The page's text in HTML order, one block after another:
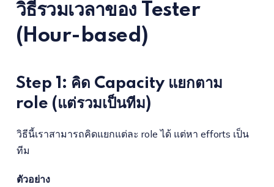
วิธีรวมเวลาของ Tester
(Hour-based)
Step 1: คิด Capacity แยกตาม
role (แต่รวมเป็นทีม)
วิธีนี้เราสามารถคิดแยกแต่ละ role ได้ แต่หา efforts เป็น
ทีม
ตัวอย่าง